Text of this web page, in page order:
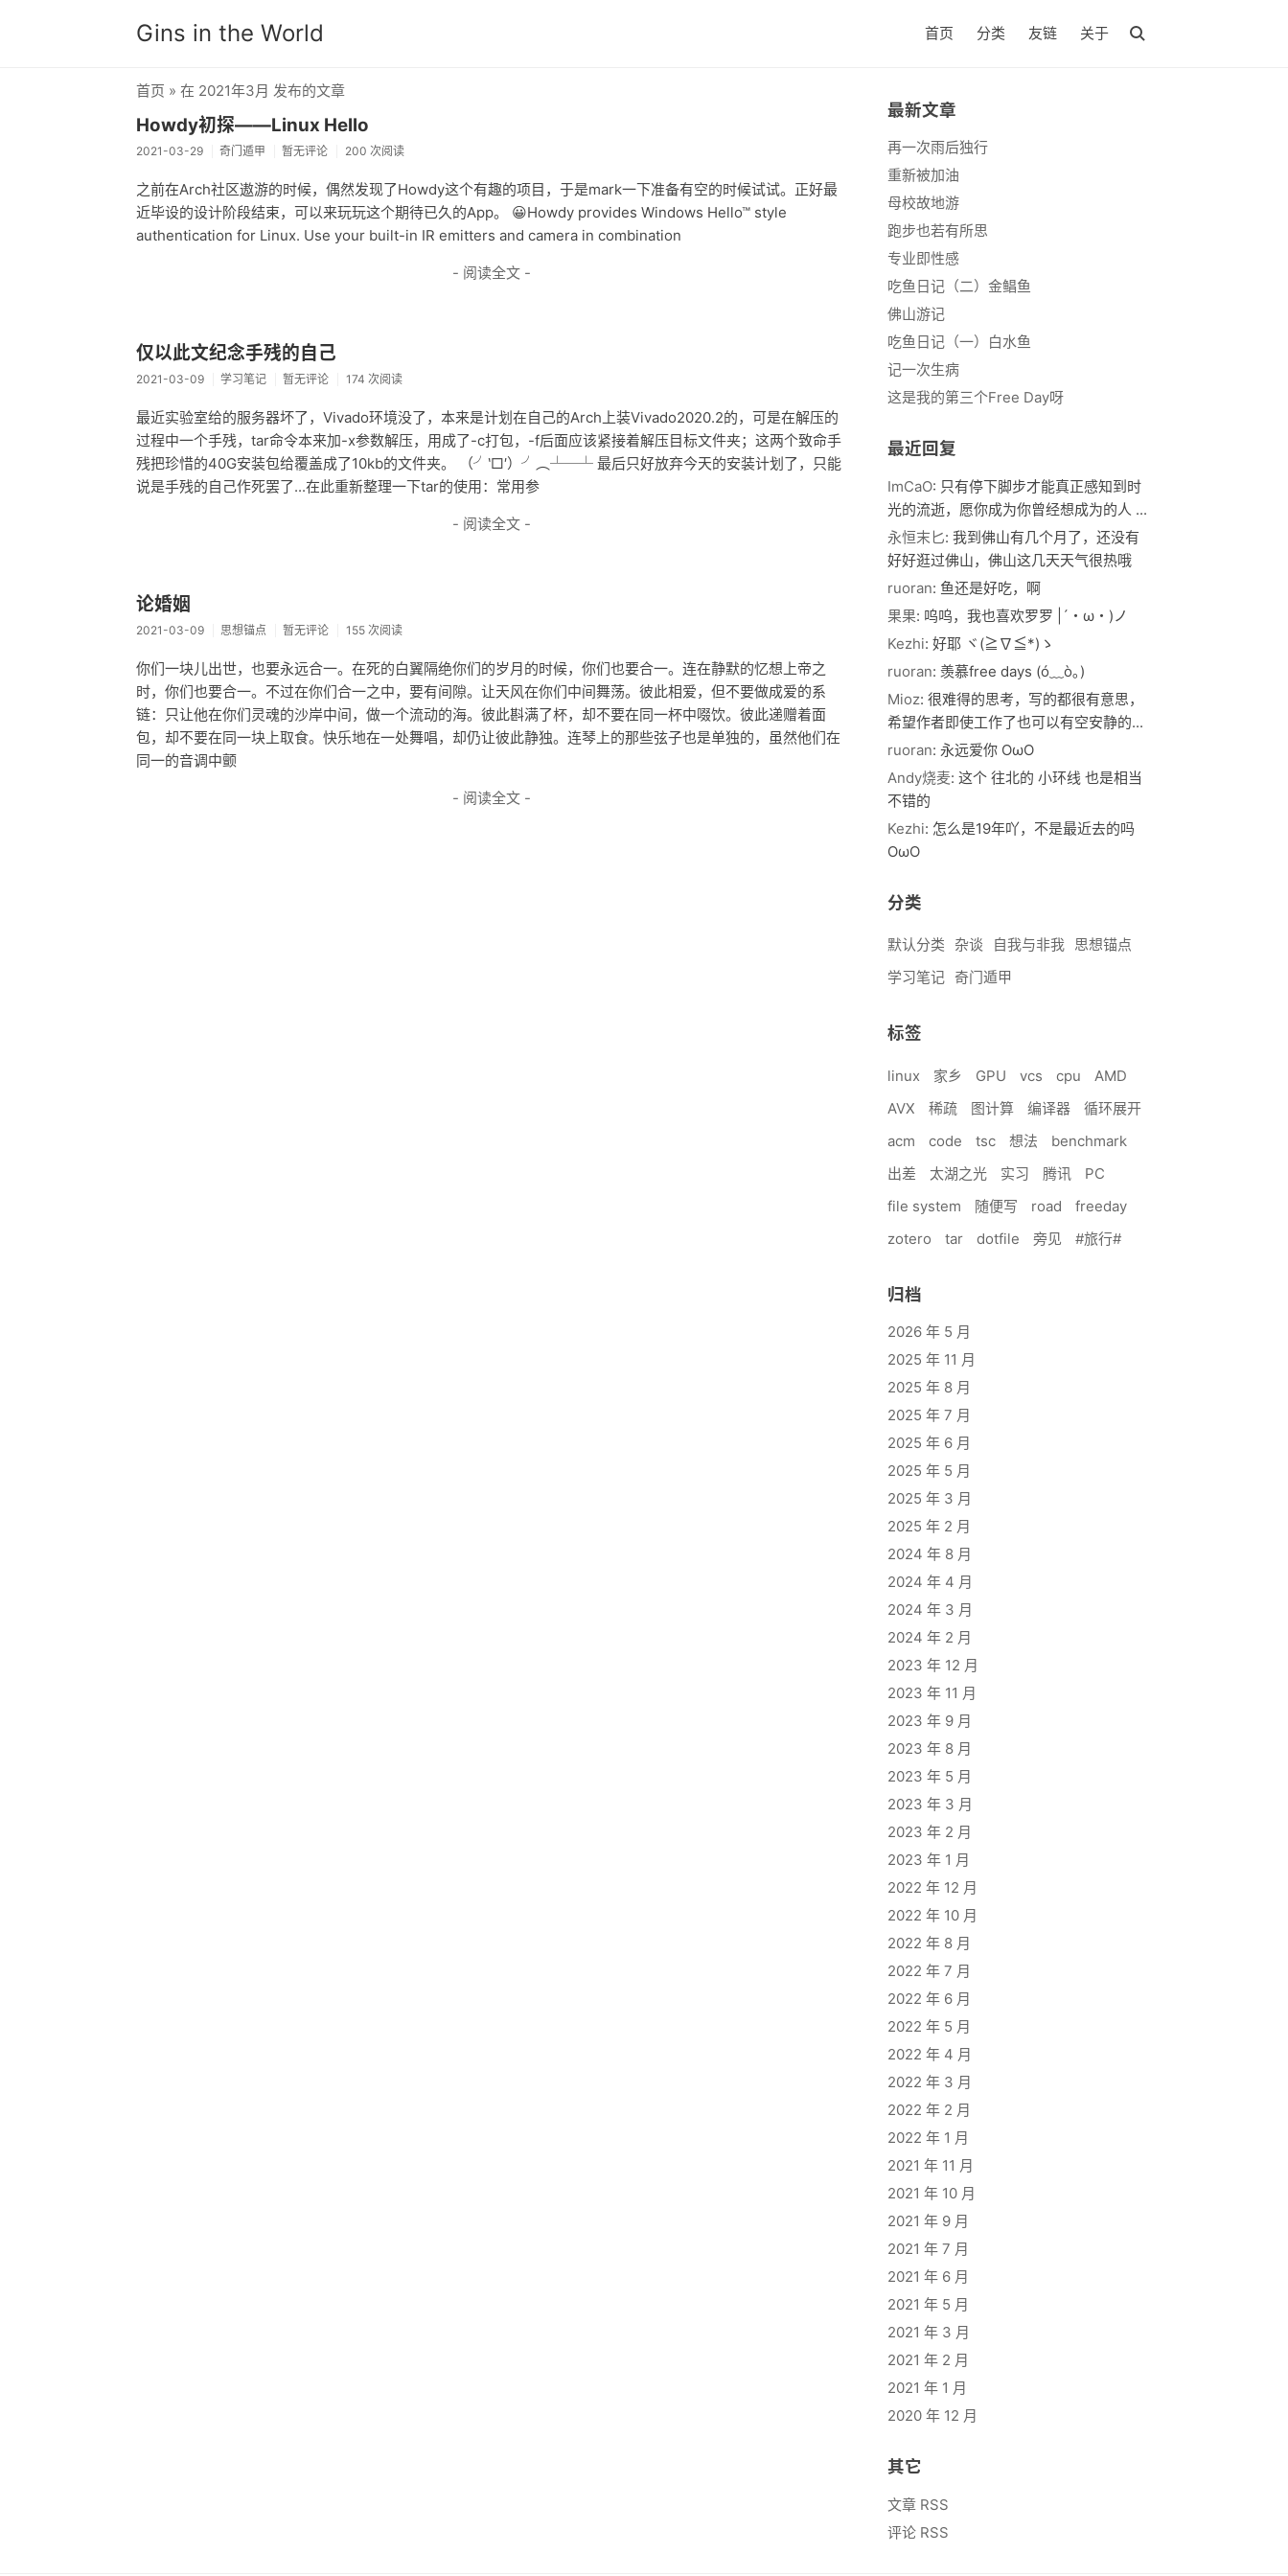
Gins in the World 首页 分类 友链 关于
首页 » 在 2021年3月 发布的文章
Howdy初探——Linux Hello
2021-03-29 奇门遁甲 暂无评论 200 次阅读
之前在Arch社区遨游的时候，偶然发现了Howdy这个有趣的项目，于是mark一下准备有空的时候试试。正好最
近毕设的设计阶段结束，可以来玩玩这个期待已久的App。 😀Howdy provides Windows Hello™ style
authentication for Linux. Use your built-in IR emitters and camera in combination
- 阅读全文 -
仅以此文纪念手残的自己
2021-03-09 学习笔记 暂无评论 174 次阅读
最近实验室给的服务器坏了，Vivado环境没了，本来是计划在自己的Arch上装Vivado2020.2的，可是在解压的
过程中一个手残，tar命令本来加-x参数解压，用成了-c打包，-f后面应该紧接着解压目标文件夹；这两个致命手
残把珍惜的40G安装包给覆盖成了10kb的文件夹。 （╯‵□′）╯︵┴─┴ 最后只好放弃今天的安装计划了，只能
说是手残的自己作死罢了...在此重新整理一下tar的使用：常用参
- 阅读全文 -
论婚姻
2021-03-09 思想锚点 暂无评论 155 次阅读
你们一块儿出世，也要永远合一。在死的白翼隔绝你们的岁月的时候，你们也要合一。连在静默的忆想上帝之
时，你们也要合一。不过在你们合一之中，要有间隙。让天风在你们中间舞荡。彼此相爱，但不要做成爱的系
链：只让他在你们灵魂的沙岸中间，做一个流动的海。彼此斟满了杯，却不要在同一杯中啜饮。彼此递赠着面
包，却不要在同一块上取食。快乐地在一处舞唱，却仍让彼此静独。连琴上的那些弦子也是单独的，虽然他们在
同一的音调中颤
- 阅读全文 -
最新文章
再一次雨后独行
重新被加油
母校故地游
跑步也若有所思
专业即性感
吃鱼日记（二）金鲳鱼
佛山游记
吃鱼日记（一）白水鱼
记一次生病
这是我的第三个Free Day呀
最近回复
ImCaO: 只有停下脚步才能真正感知到时
光的流逝，愿你成为你曾经想成为的人 ...
永恒末匕: 我到佛山有几个月了，还没有
好好逛过佛山，佛山这几天天气很热哦
ruoran: 鱼还是好吃，啊
果果: 呜呜，我也喜欢罗罗 |´・ω・)ノ
Kezhi: 好耶 ヾ(≧∇≦*)ゝ
ruoran: 羡慕free days (ó﹏ò｡)
Mioz: 很难得的思考，写的都很有意思，
希望作者即使工作了也可以有空安静的...
ruoran: 永远爱你 OωO
Andy烧麦: 这个 往北的 小环线 也是相当
不错的
Kezhi: 怎么是19年吖，不是最近去的吗
OωO
分类
默认分类 杂谈 自我与非我 思想锚点
学习笔记 奇门遁甲
标签
linux 家乡 GPU vcs cpu
AMD
AVX
稀疏 图计算 编译器
循环展开
acm
code tsc 想法
benchmark
出差
太湖之光 实习 腾讯
PC
file system
随便写 road
freeday
zotero
tar dotfile 旁见 #旅行#
归档
2026 年 5 月
2025 年 11 月
2025 年 8 月
2025 年 7 月
2025 年 6 月
2025 年 5 月
2025 年 3 月
2025 年 2 月
2024 年 8 月
2024 年 4 月
2024 年 3 月
2024 年 2 月
2023 年 12 月
2023 年 11 月
2023 年 9 月
2023 年 8 月
2023 年 5 月
2023 年 3 月
2023 年 2 月
2023 年 1 月
2022 年 12 月
2022 年 10 月
2022 年 8 月
2022 年 7 月
2022 年 6 月
2022 年 5 月
2022 年 4 月
2022 年 3 月
2022 年 2 月
2022 年 1 月
2021 年 11 月
2021 年 10 月
2021 年 9 月
2021 年 7 月
2021 年 6 月
2021 年 5 月
2021 年 3 月
2021 年 2 月
2021 年 1 月
2020 年 12 月
其它
文章 RSS
评论 RSS